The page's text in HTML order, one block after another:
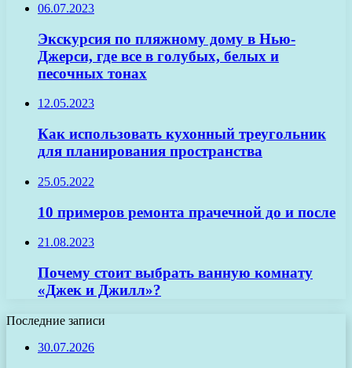
06.07.2023
Экскурсия по пляжному дому в Нью-
Джерси, где все в голубых, белых и
песочных тонах
12.05.2023
Как использовать кухонный треугольник
для планирования пространства
25.05.2022
10 примеров ремонта прачечной до и после
21.08.2023
Почему стоит выбрать ванную комнату
«Джек и Джилл»?
Последние записи
30.07.2026